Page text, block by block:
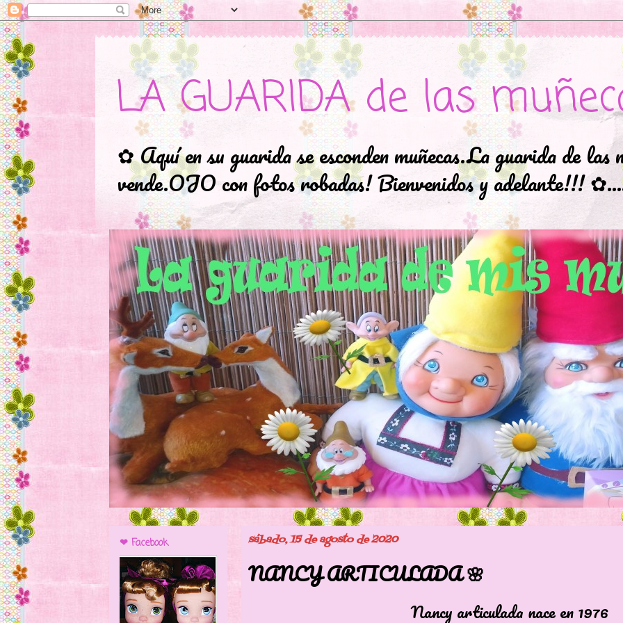
LA GUARIDA de las
✿ Aquí en su guarida se esconden muñecas.La guarida de las
vende.OJO con fotos robadas! Bienvenidos y adelante!!!
sábado, 15 de agosto de 2020
NANCY ARTICULADA 🌸
Nancy articulada nace en 1976
❤ Facebook